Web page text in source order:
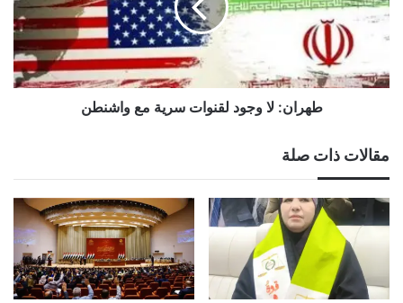
سرية
واشنطن
طهران: لا وجود لقنوات سرية مع واشنطن
مقالات ذات صلة